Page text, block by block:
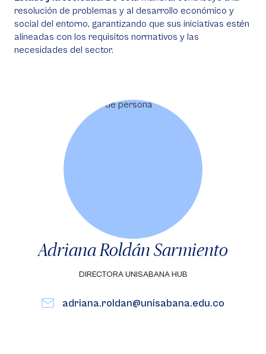
resolución de problemas y al desarrollo económico y
social del entorno, garantizando que sus iniciativas estén
alineadas con los requisitos normativos y las
necesidades del sector.
Adriana Roldán Sarmiento
DIRECTORA UNISABANA HUB
adriana.roldan@unisabana.edu.co